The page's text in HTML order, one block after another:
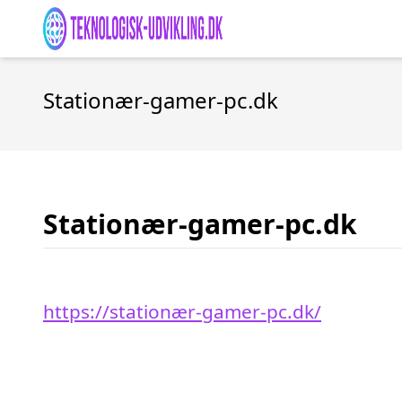
Stationær-gamer-pc.dk
Stationær-gamer-pc.dk
https://stationær-gamer-pc.dk/